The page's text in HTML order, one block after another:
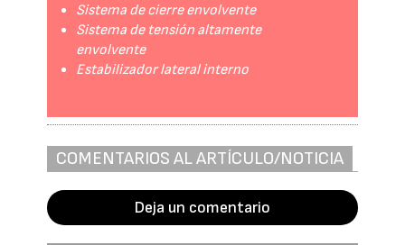
Sistema de cierre envolvente
Sistema de tensión altamente
envolvente
Estabilizador lateral interno
COMENTARIOS AL ARTÍCULO/NOTICIA
Deja un comentario